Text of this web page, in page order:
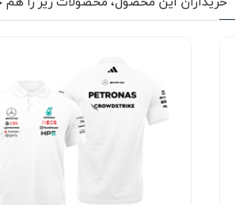
هم‌مسیر شدن با فرهنگ موتوراسپرت و انرژی
چاپ باکیفیت RedBull Racing F1 روی جلوی تیشرت
آستین کوتاه مناسب استفاده روزمره و
یقه گرد کشباف مقاوم در برابر افتادگی
بدون پرزدهی و بدون آب‌رفت در